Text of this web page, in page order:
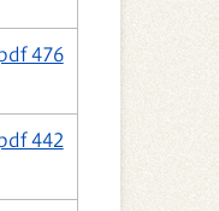
476
442